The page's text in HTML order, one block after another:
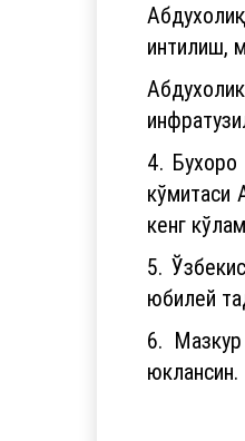
интилиш,
4. Бухоро
кўмитаси
кенг
5.
юбилей
6.
юклансин.